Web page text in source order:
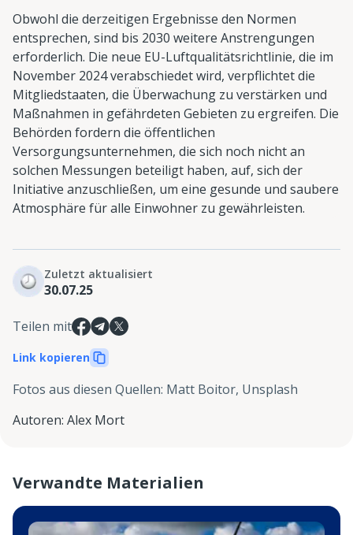
Obwohl die derzeitigen Ergebnisse den Normen
entsprechen, sind bis 2030 weitere Anstrengungen
erforderlich. Die neue EU-Luftqualitätsrichtlinie, die im
November 2024 verabschiedet wird, verpflichtet die
Mitgliedstaaten, die Überwachung zu verstärken und
Maßnahmen in gefährdeten Gebieten zu ergreifen. Die
Behörden fordern die öffentlichen
Versorgungsunternehmen, die sich noch nicht an
solchen Messungen beteiligt haben, auf, sich der
Initiative anzuschließen, um eine gesunde und saubere
Atmosphäre für alle Einwohner zu gewährleisten.
Zuletzt aktualisiert
30.07.25
Teilen mit
Link kopieren
Fotos aus diesen Quellen: Matt Boitor, Unsplash
Autoren: Alex Mort
Verwandte Materialien